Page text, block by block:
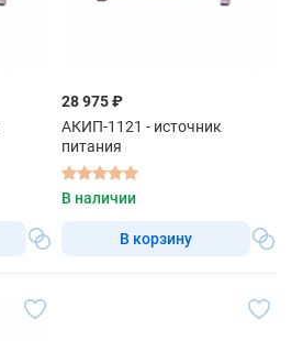
28 975 ₽
АКИП-1121 - источник
питания
В наличии
В корзину